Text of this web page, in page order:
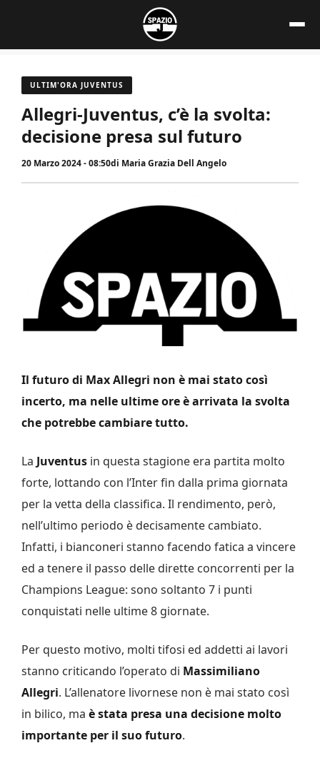
contenuto
ULTIM'ORA JUVENTUS
Allegri-Juventus, c’è la svolta:
decisione presa sul futuro
20 Marzo 2024 - 08:50di Maria Grazia Dell Angelo
Il futuro di Max Allegri non è mai stato così
incerto, ma nelle ultime ore è arrivata la svolta
che potrebbe cambiare tutto.
La Juventus in questa stagione era partita molto
forte, lottando con l’Inter fin dalla prima giornata
per la vetta della classifica. Il rendimento, però,
nell’ultimo periodo è decisamente cambiato.
Infatti, i bianconeri stanno facendo fatica a vincere
ed a tenere il passo delle dirette concorrenti per la
Champions League: sono soltanto 7 i punti
conquistati nelle ultime 8 giornate.
Per questo motivo, molti tifosi ed addetti ai lavori
stanno criticando l’operato di Massimiliano
Allegri. L’allenatore livornese non è mai stato così
in bilico, ma è stata presa una decisione molto
importante per il suo futuro.